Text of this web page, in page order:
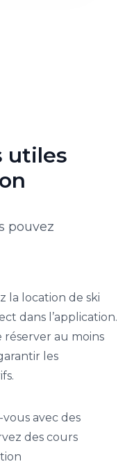
utiles
pouvez
la location de ski
dans l’application.
réserver au moins
les
avec des
des cours